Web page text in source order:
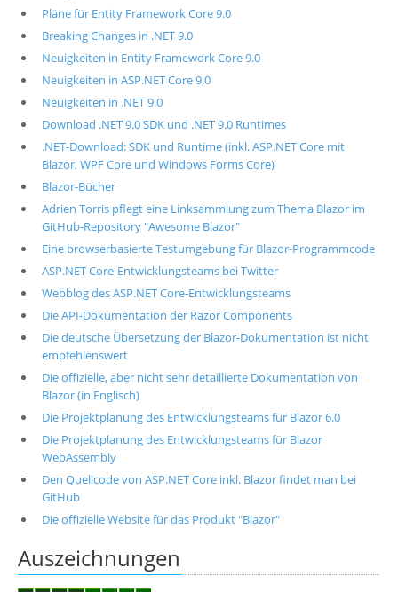
Pläne für Entity Framework Core 9.0
Breaking Changes in .NET 9.0
Neuigkeiten in Entity Framework Core 9.0
Neuigkeiten in ASP.NET Core 9.0
Neuigkeiten in .NET 9.0
Download .NET 9.0 SDK und .NET 9.0 Runtimes
.NET-Download: SDK und Runtime (inkl. ASP.NET Core mit
Blazor, WPF Core und Windows Forms Core)
Blazor-Bücher
Adrien Torris pflegt eine Linksammlung zum Thema Blazor im
GitHub-Repository "Awesome Blazor"
Eine browserbasierte Testumgebung für Blazor-Programmcode
ASP.NET Core-Entwicklungsteams bei Twitter
Webblog des ASP.NET Core-Entwicklungsteams
Die API-Dokumentation der Razor Components
Die deutsche Übersetzung der Blazor-Dokumentation ist nicht
empfehlenswert
Die offizielle, aber nicht sehr detaillierte Dokumentation von
Blazor (in Englisch)
Die Projektplanung des Entwicklungsteams für Blazor 6.0
Die Projektplanung des Entwicklungsteams für Blazor
WebAssembly
Den Quellcode von ASP.NET Core inkl. Blazor findet man bei
GitHub
Die offizielle Website für das Produkt "Blazor"
Auszeichnungen